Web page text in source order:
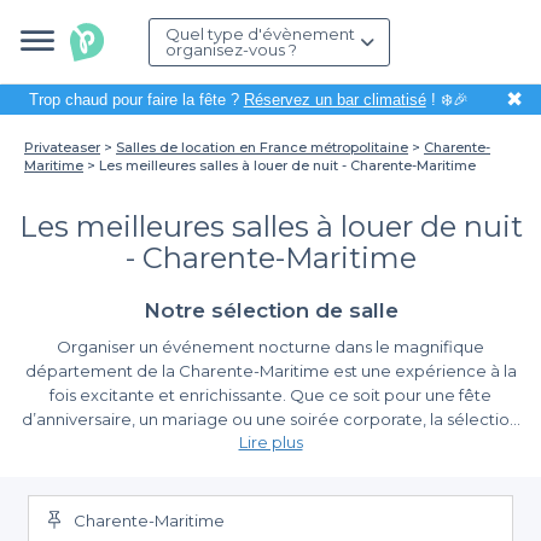
Quel type d'évènement
organisez-vous ?
Trop chaud pour faire la fête ? Réservez un bar climatisé! ❄️🎉 ✖
Privateaser Salles de location en France métropolitaine
Charente-
Maritime
Les meilleures salles à louer de nuit - Charente-Maritime
Les meilleures salles à louer de nuit
- Charente-Maritime
Notre sélection de salle
Organiser un événement nocturne dans le magnifique
département de la Charente-Maritime est une expérience à la
fois excitante et enrichissante. Que ce soit pour une fête
d’anniversaire, un mariage ou une soirée corporate, la sélection
de la bonne salle est essentielle pour garantir le succès de votre
meilleures salles à louer pour des événements qui se prolongent
bien au-delà de minuit, dans ce cadre maritime enchanteur.
Une réservation simplifiée avec Privateaser
Opter pour Privateaser, c'est profiter d'une plateforme simple
Lire plus
Charente-Maritime